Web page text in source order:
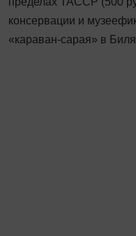
консервации и
«караван-сарая» в